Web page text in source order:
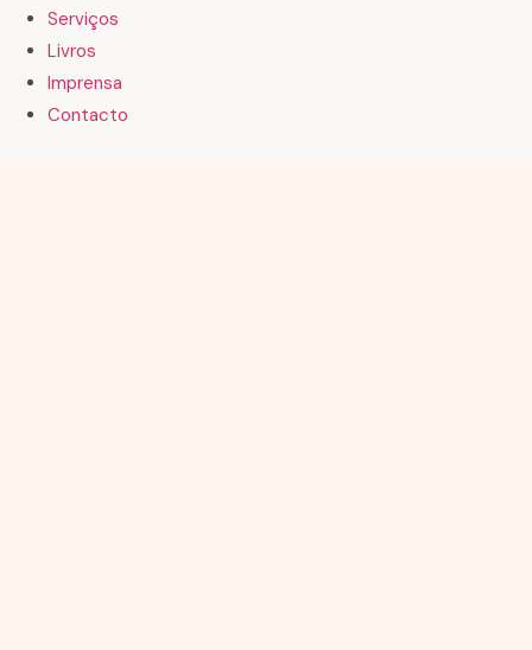
Serviços
Livros
Imprensa
Contacto